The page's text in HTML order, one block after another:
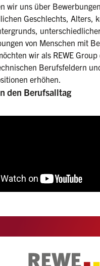
wir uns über
Geschlechts, Alters,
von Menschen mit
wir als REWE
Berufsfeldern
erhöhen.
den Berufsalltag